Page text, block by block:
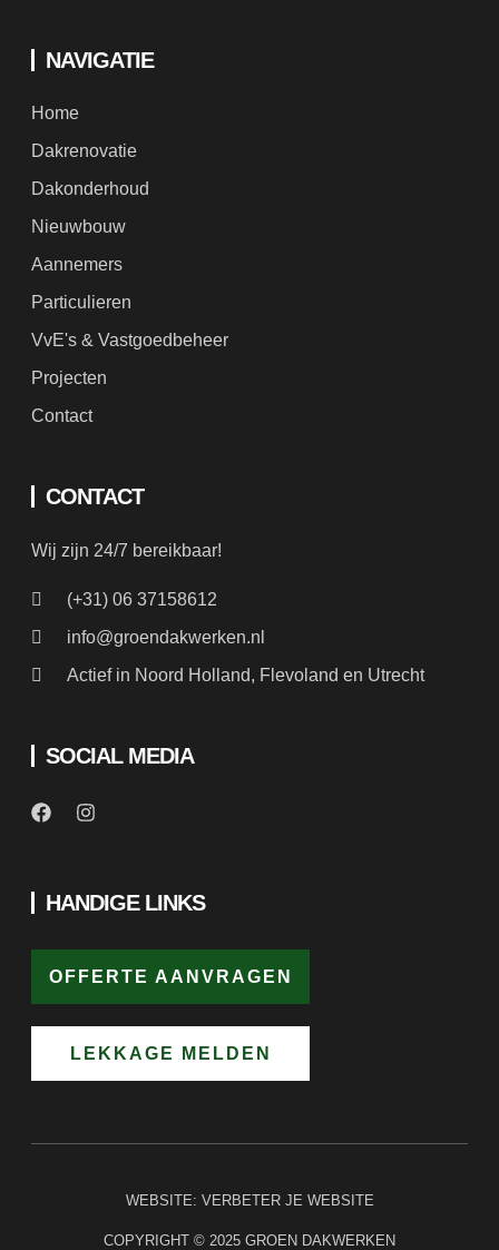
NAVIGATIE
Home
Dakrenovatie
Dakonderhoud
Nieuwbouw
Aannemers
Particulieren
VvE's & Vastgoedbeheer
Projecten
Contact
CONTACT
Wij zijn 24/7 bereikbaar!
(+31) 06 37158612
info@groendakwerken.nl
Actief in Noord Holland, Flevoland en Utrecht
SOCIAL MEDIA
HANDIGE LINKS
OFFERTE AANVRAGEN
LEKKAGE MELDEN
COPYRIGHT © 2025 GROEN DAKWERKEN
WEBSITE: VERBETER JE WEBSITE